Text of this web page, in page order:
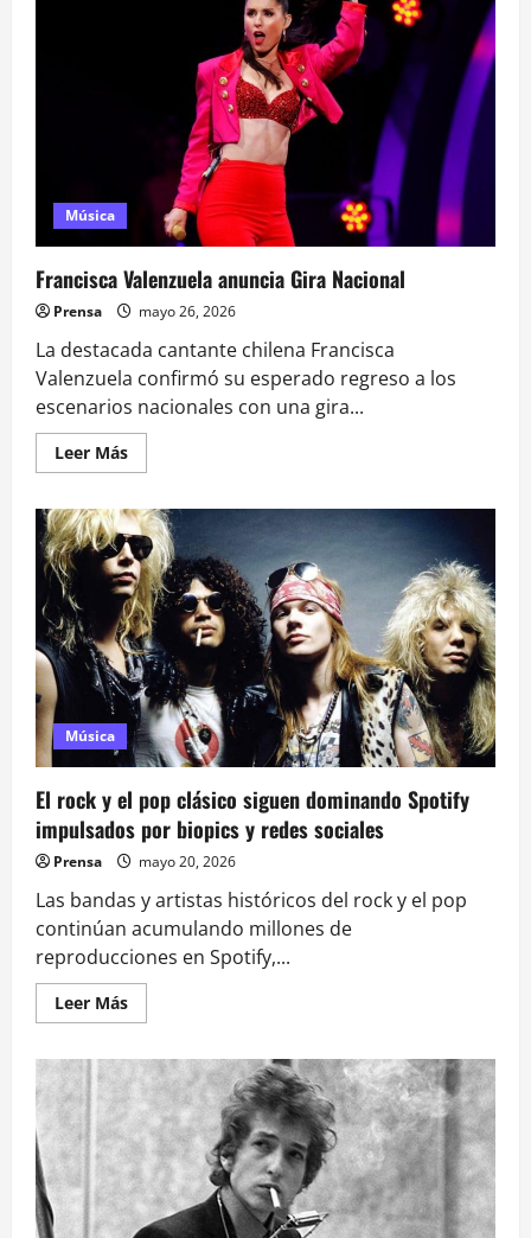
McCartney:
país
viejos
Música
Francisca Valenzuela anuncia Gira Nacional
Prensa mayo 26, 2026
La destacada cantante chilena Francisca
Valenzuela confirmó su esperado regreso a los
escenarios nacionales con una gira...
Leer MásLeer
más
Francisca
Valenzuela
anuncia
Gira
Nacional
Música
El rock y el pop clásico siguen dominando Spotify
impulsados por biopics y redes sociales
Prensa mayo 20, 2026
Las bandas y artistas históricos del rock y el pop
continúan acumulando millones de
reproducciones en Spotify,...
Leer MásLeer
más
El
rock
y
el
pop
clásico
siguen
dominando
Spotify
impulsados